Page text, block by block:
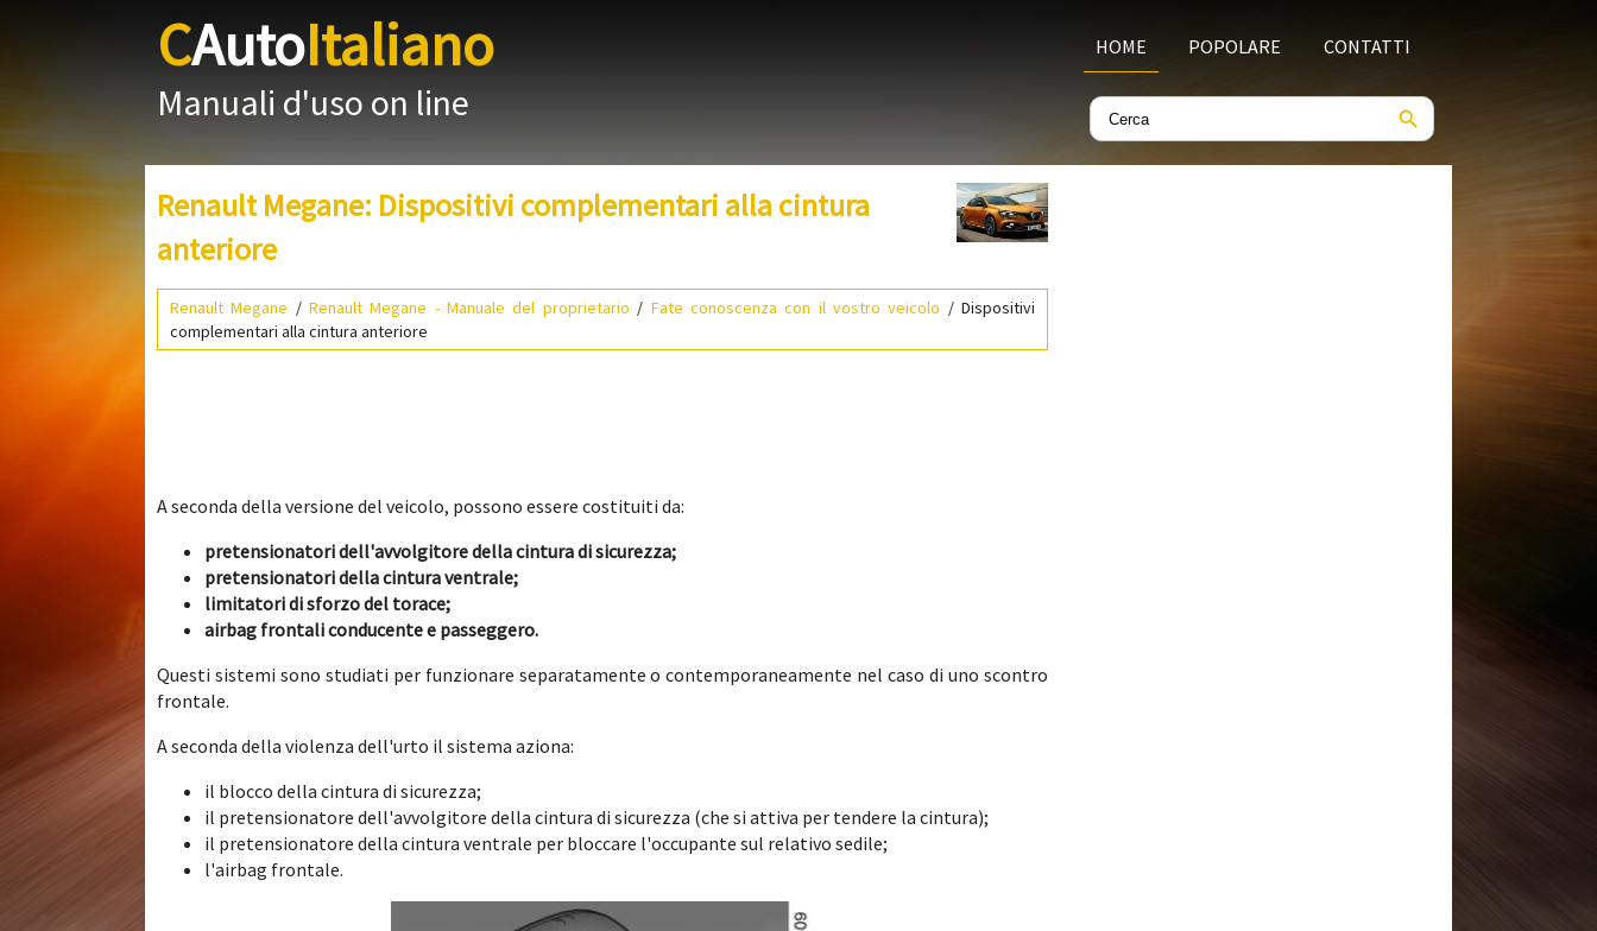
CAutoItaliano
Manuali d'uso on line
HOME POPOLARE CONTATTI
Renault Megane: Dispositivi complementari alla cintura
anteriore
Renault Megane /Renault Megane - Manuale del proprietario / Fate conoscenza con il vostro veicolo / Dispositivi
complementari alla cintura anteriore
A seconda della versione del veicolo, possono essere costituiti da:
pretensionatori dell'avvolgitore della cintura di sicurezza;
pretensionatori della cintura ventrale;
limitatori di sforzo del torace;
airbag frontali conducente e passeggero.
Questi sistemi sono studiati per funzionare separatamente o contemporaneamente nel caso di uno scontro
frontale.
A seconda della violenza dell'urto il sistema aziona:
il blocco della cintura di sicurezza;
il pretensionatore dell'avvolgitore della cintura di sicurezza (che si attiva per tendere la cintura);
il pretensionatore della cintura ventrale per bloccare l'occupante sul relativo sedile;
l'airbag frontale.